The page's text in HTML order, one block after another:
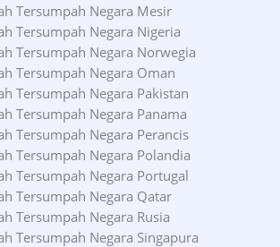
Tersumpah Negara Mesir
Tersumpah Negara Nigeria
Tersumpah Negara Norwegia
Tersumpah Negara Oman
Tersumpah Negara Pakistan
Tersumpah Negara Panama
Tersumpah Negara Perancis
Tersumpah Negara Polandia
Tersumpah Negara Portugal
Tersumpah Negara Qatar
Tersumpah Negara Rusia
Tersumpah Negara Singapura